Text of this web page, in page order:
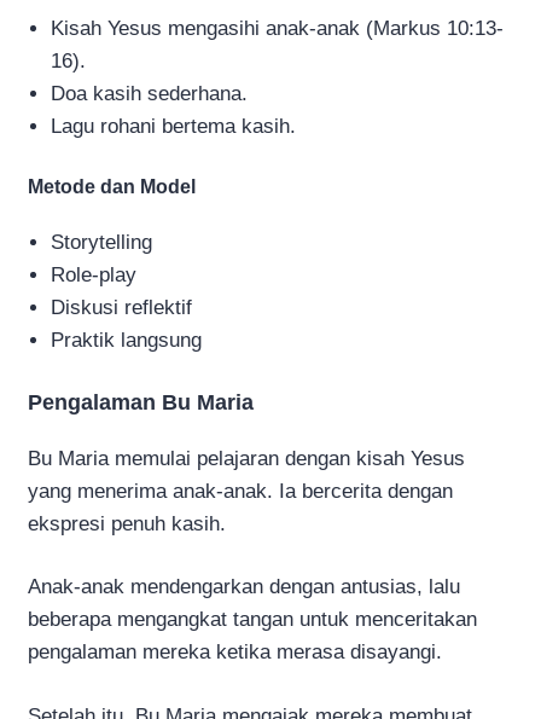
Kisah Yesus mengasihi anak-anak (Markus 10:13-
16).
Doa kasih sederhana.
Lagu rohani bertema kasih.
Metode dan Model
Storytelling
Role-play
Diskusi reflektif
Praktik langsung
Pengalaman Bu Maria
Bu Maria memulai pelajaran dengan kisah Yesus
yang menerima anak-anak. Ia bercerita dengan
ekspresi penuh kasih.
Anak-anak mendengarkan dengan antusias, lalu
beberapa mengangkat tangan untuk menceritakan
pengalaman mereka ketika merasa disayangi.